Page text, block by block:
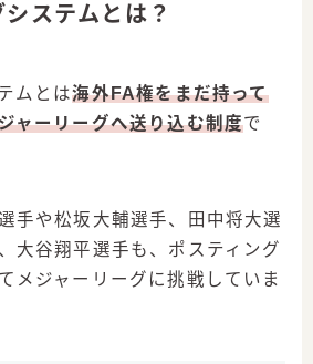
ステムとは？
ムとは海外FA権をまだ持って
ャーリーグへ送り込む制度で
手や松坂大輔選手、田中将大選
大谷翔平選手も、ポスティング
メジャーリーグに挑戦していま